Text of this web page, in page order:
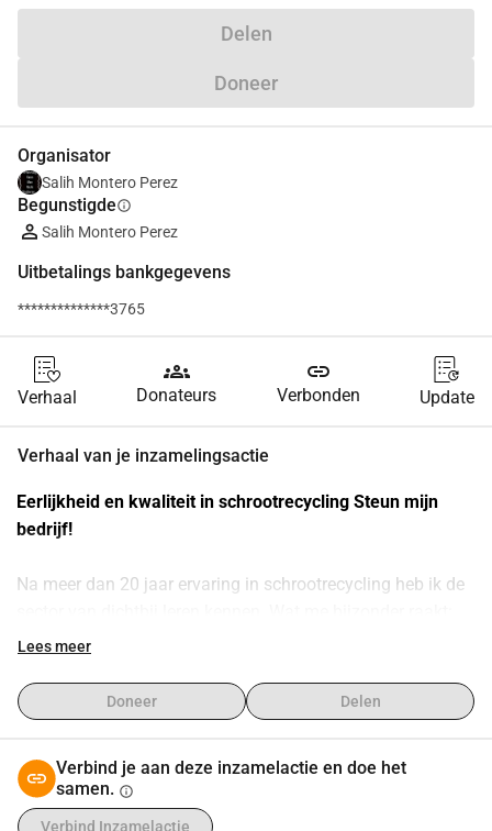
Delen
Doneer
Organisator
Salih Montero Perez
Begunstigdeinfo
Salih Montero Perez
Uitbetalings bankgegevens
**************3765
Verhaal
groups
Donateurs
link
Verbonden Update
Verhaal van je inzamelingsactie
Eerlijkheid en kwaliteit in schrootrecycling Steun mijn
bedrijf!
Na meer dan 20 jaar ervaring in schrootrecycling heb ik de
Kleine recyclingbedrijven worden vaak benadeeld of
mogelijkheden voor iedereen zijn. Deze ongelijkheid wil ik
niet langer accepteren.
Mijn missie:
Lees meer
Doneer Delen
Verbind je aan deze inzamelactie en doe het
samen. info
Verbind Inzamelactie